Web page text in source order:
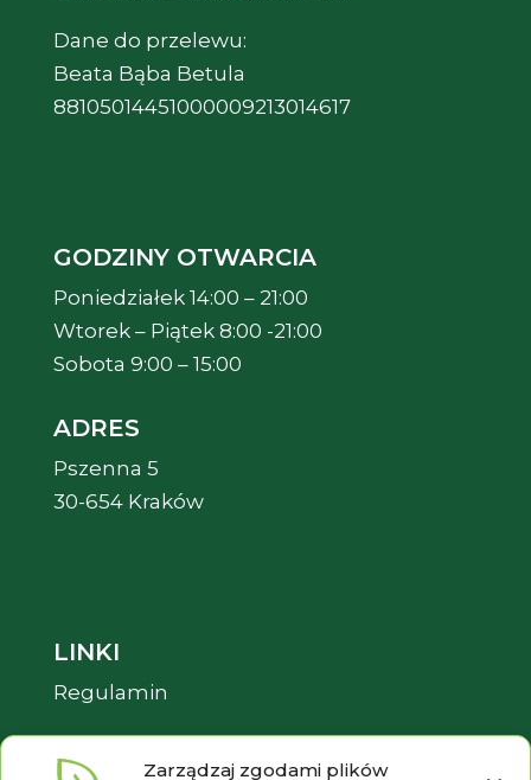
Zarządzaj zgodami plików
Dane do przelewu:
Beata Bąba Betula
88105014451000009213014617
GODZINY OTWARCIA
Poniedziałek 14:00 – 21:00
Wtorek – Piątek 8:00 -21:00
Sobota 9:00 – 15:00
ADRES
Pszenna 5
30-654 Kraków
LINKI
Regulamin